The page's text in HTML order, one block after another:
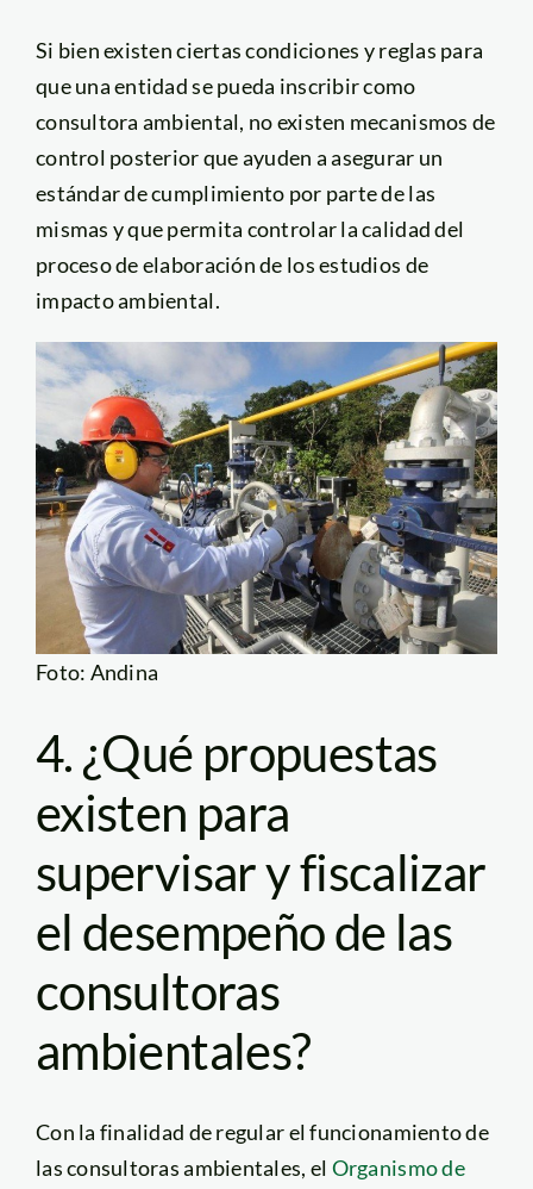
Si bien existen ciertas condiciones y reglas para
que una entidad se pueda inscribir como
consultora ambiental, no existen mecanismos de
control posterior que ayuden a asegurar un
estándar de cumplimiento por parte de las
mismas y que permita controlar la calidad del
proceso de elaboración de los estudios de
impacto ambiental.
Foto: Andina
4. ¿Qué propuestas
existen para
supervisar y fiscalizar
el desempeño de las
consultoras
ambientales?
Con la finalidad de regular el funcionamiento de
las consultoras ambientales, el Organismo de